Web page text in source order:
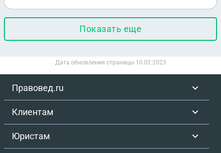
Показать еще
Дата обновления страницы 10.02.2023
Правовед.ru
Клиентам
Юристам